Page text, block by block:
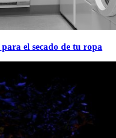
el secado de tu ropa